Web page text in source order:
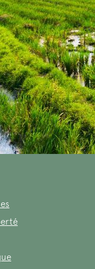
soit peut-être pas
de culte de la
traits de la
sa pratique et
paysage